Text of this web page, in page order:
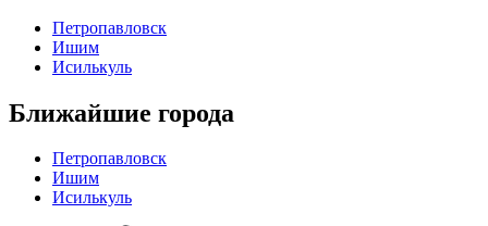
Петропавловск
Ишим
Исилькуль
Ближайшие города
Петропавловск
Ишим
Исилькуль